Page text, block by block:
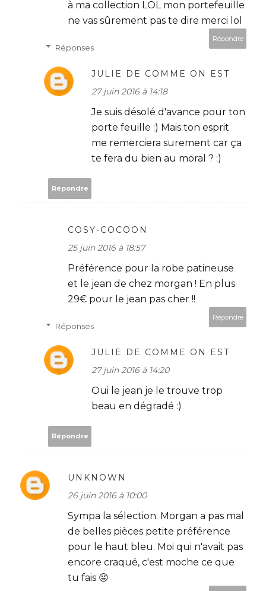
à ma collection LOL mon portefeuille
ne vas sûrement pas te dire merci lol
Répondre
Réponses
JULIE DE COMME ON EST
27 juin 2016 à 14:18
Je suis désolé d'avance pour ton
porte feuille :) Mais ton esprit
me remerciera surement car ça
te fera du bien au moral ? :)
Répondre
COSY-COCOON
25 juin 2016 à 18:57
Préférence pour la robe patineuse
et le jean de chez morgan ! En plus
29€ pour le jean pas cher !!
Répondre
Réponses
JULIE DE COMME ON EST
27 juin 2016 à 14:20
Oui le jean je le trouve trop
beau en dégradé :)
Répondre
UNKNOWN
26 juin 2016 à 10:00
Sympa la sélection. Morgan a pas mal
de belles pièces petite préférence
pour le haut bleu. Moi qui n'avait pas
encore craqué, c'est moche ce que
tu fais 😜